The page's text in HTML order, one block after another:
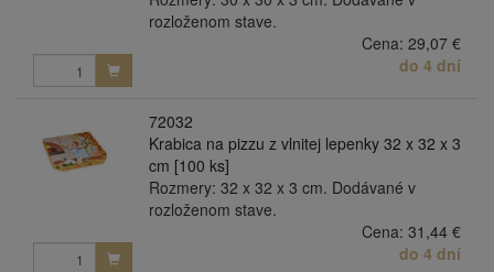
rozloženom stave.
Cena: 29,07 €
do 4 dní
72032
Krabica na pizzu z vlnitej lepenky 32 x 32 x 3
cm [100 ks]
Rozmery: 32 x 32 x 3 cm. Dodávané v
rozloženom stave.
Cena: 31,44 €
do 4 dní